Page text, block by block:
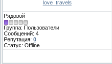
love_travels
Рядовой
Группа: Пользователи
Сообщений: 4
Репутация: 0
Статус: Offline